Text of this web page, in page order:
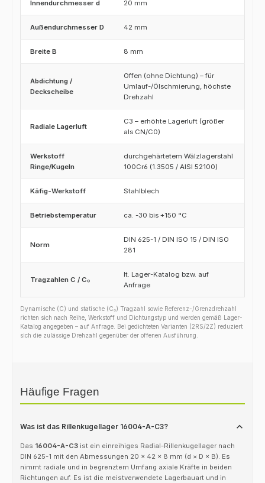
Innendurchmesser d 20 mm
Außendurchmesser D 42 mm
Breite B 8 mm
Abdichtung /
Deckscheibe
Offen (ohne Dichtung) – für
Umlauf-/Ölschmierung, höchste
Drehzahl
Radiale Lagerluft
C3 – erhöhte Lagerluft (größer
als CN/C0)
Werkstoff
Ringe/Kugeln
durchgehärtetem Wälzlagerstahl
100Cr6 (1.3505 / AISI 52100)
Käfig-Werkstoff Stahlblech
Betriebstemperatur ca. -30 bis +150 °C
Norm
DIN 625-1 / DIN ISO 15 / DIN ISO
281
Tragzahlen C / C₀
lt. Lager-Katalog bzw. auf
Anfrage
Dynamische (C) und statische (C₀) Tragzahl sowie Referenz-/Grenzdrehzahl
richten sich nach Reihe, Werkstoff und Dichtungstyp und werden gemäß Lager-
Katalog angegeben – auf Anfrage. Bei gedichteten Varianten (2RS/2Z) reduziert
sich die zulässige Drehzahl gegenüber der offenen Ausführung.
Häufige Fragen
Was ist das Rillenkugellager 16004-A-C3?
Das 16004-A-C3ist ein einreihiges Radial-Rillenkugellager nach
DIN 625-1 mit den Abmessungen 20 × 42 × 8 mm (d × D × B). Es
nimmt radiale und in begrenztem Umfang axiale Kräfte in beiden
Richtungen auf. Es ist die meistverwendete Lagerbauart und in